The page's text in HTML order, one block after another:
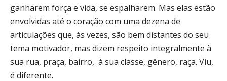
ganharem força e vida, se espalharem. Mas elas estão
envolvidas até o coração com uma dezena de
articulações que, às vezes, são bem distantes do seu
tema motivador, mas dizem respeito integralmente à
sua rua, praça, bairro, à sua classe, gênero, raça. Viu,
é diferente.